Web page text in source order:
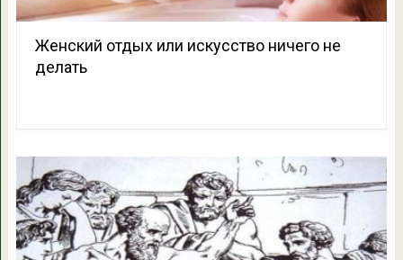
Женский отдых или искусство ничего не
делать